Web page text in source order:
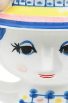
0 i